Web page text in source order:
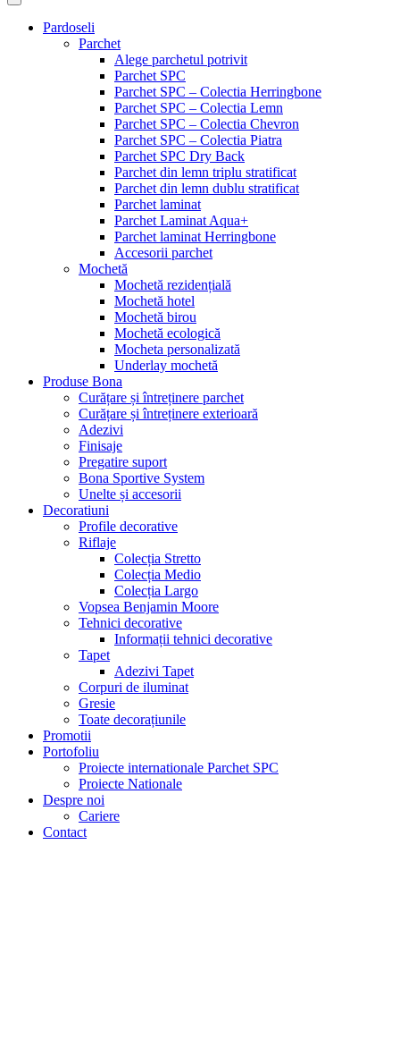
Pardoseli
Parchet
Alege parchetul potrivit
Parchet SPC
Parchet SPC – Colectia Herringbone
Parchet SPC – Colectia Lemn
Parchet SPC – Colectia Chevron
Parchet SPC – Colectia Piatra
Parchet SPC Dry Back
Parchet din lemn triplu stratificat
Parchet din lemn dublu stratificat
Parchet laminat
Parchet Laminat Aqua+
Parchet laminat Herringbone
Accesorii parchet
Mochetă
Mochetă rezidențială
Mochetă hotel
Mochetă birou
Mochetă ecologică
Mocheta personalizată
Underlay mochetă
Produse Bona
Curățare și întreținere parchet
Curățare și întreținere exterioară
Adezivi
Finisaje
Pregatire suport
Bona Sportive System
Unelte și accesorii
Decoratiuni
Profile decorative
Riflaje
Colecția Stretto
Colecția Medio
Colecția Largo
Vopsea Benjamin Moore
Tehnici decorative
Informații tehnici decorative
Tapet
Adezivi Tapet
Corpuri de iluminat
Gresie
Toate decorațiunile
Promotii
Portofoliu
Proiecte internationale Parchet SPC
Proiecte Nationale
Despre noi
Cariere
Contact